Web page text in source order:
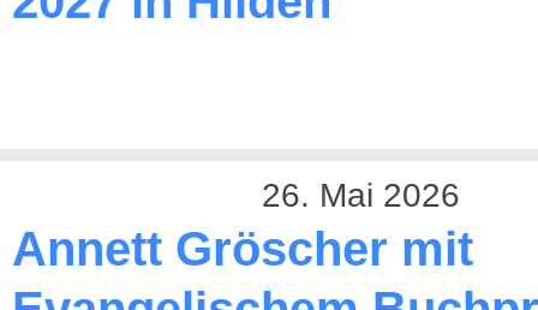
26. Mai 2026
Annett Gröscher mit